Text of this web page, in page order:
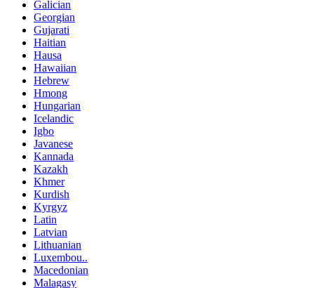
Galician
Georgian
Gujarati
Haitian
Hausa
Hawaiian
Hebrew
Hmong
Hungarian
Icelandic
Igbo
Javanese
Kannada
Kazakh
Khmer
Kurdish
Kyrgyz
Latin
Latvian
Lithuanian
Luxembou..
Macedonian
Malagasy